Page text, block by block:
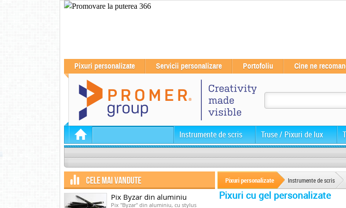
Pixuri personalizate Servicii personalizare Portofoliu Cine ne
Instrumente de scris Truse / Pixuri de lux
CELE MAI VANDUTE
Pix Byzar din aluminiu
Pix "Byzar" din aluminiu, cu stylus
Pixuri personalizate Instrumente de scris
Pixuri cu gel personalizate